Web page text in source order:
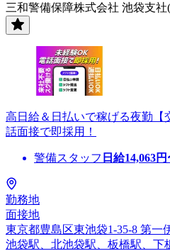
三和警備保障株式会社 池袋支社
高日給＆日払いで稼げる夜勤【
話面接で即採用！
警備スタッフ 日給14,063
勤務地
面接地
東京都豊島区東池袋1-35-8 第一
池袋駅、北池袋駅、板橋駅、下